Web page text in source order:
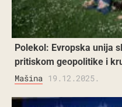
Polekol: Evropska unija
pritiskom geopolitike i
Mašina 19.12.2025.